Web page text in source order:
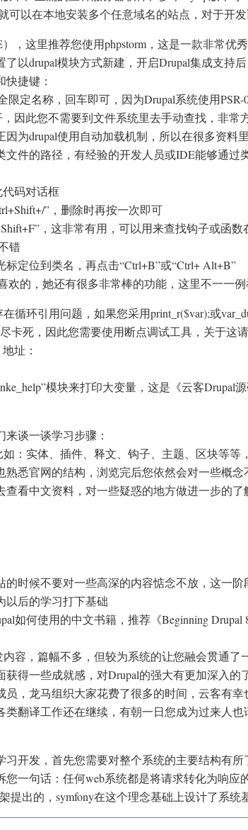
可以在本地安装多个任意域名的站点，对于开
，这里推荐您使用phpstorm，这是一款非常优
以drupal模块方式新建，开启Drupal集成支持
捷键：
限定名称，回车即可，因为Drupal系统使用PSR-
因此您不需要到文件系统里去手动查找，非常
为drupal使用自动加载机制，所以在很多资料
件的路径，有经验的开发人员或IDE能够通过
代码对话框
”，删除时再按一次即可
，这非常有用，可以用来查找钩子或函
错
标定位到类名，再点击“Ctrl+B”或“Ctrl+ Alt+B”
欢的，她还有很多非常棒的功能，这里不一一例
循环引用问题，如果您采用print_r($var);或
卡死，因此您需要使用断点调试工具，关于这
址：
模块来打印大变量，这是《云客Drupal
谈一谈学习步骤：
：实体、插件、释文、钩子、主题、区块等等
悉官网的结构，浏览完后您依然会对一些概
看中文资料，对一些疑惑的地方做进一步的
时候不要对一些高深的内容惦念不放，这一
以后的学习打下基础
如何使用的中文书籍，推荐《Beginning Drupal
容，篇幅不多，但较为系统的让您融会贯通了
得一些成就感，对Drupal的强大有更加深入的
，龙马组织大家花费了很多的时间，云客有
翻译工作还在继续，有朝一日您成为过来人也
开发，首先您需要对整个系统的主要结构有所
一句话：任何web系统都是将请求转化为响应
提出的，symfony在这个理念基础上设计了系统